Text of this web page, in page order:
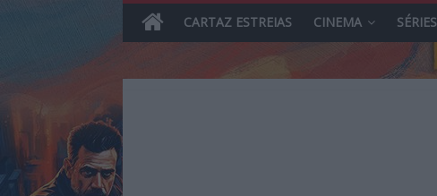
to
content
CARTAZ ESTREIAS CINEMA SÉRIES